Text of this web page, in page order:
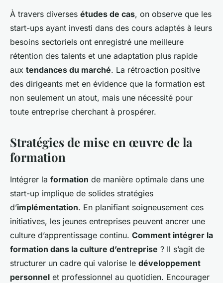
À travers diverses études de cas, on observe que les
start-ups ayant investi dans des cours adaptés à leurs
besoins sectoriels ont enregistré une meilleure
rétention des talents et une adaptation plus rapide
aux tendances du marché. La rétroaction positive
des dirigeants met en évidence que la formation est
non seulement un atout, mais une nécessité pour
toute entreprise cherchant à prospérer.
Stratégies de mise en œuvre de la
formation
Intégrer la formation de manière optimale dans une
start-up implique de solides stratégies
d’implémentation. En planifiant soigneusement ces
initiatives, les jeunes entreprises peuvent ancrer une
culture d’apprentissage continu. Comment intégrer la
formation dans la culture d’entreprise ? Il s’agit de
structurer un cadre qui valorise le développement
personnel et professionnel au quotidien. Encourager